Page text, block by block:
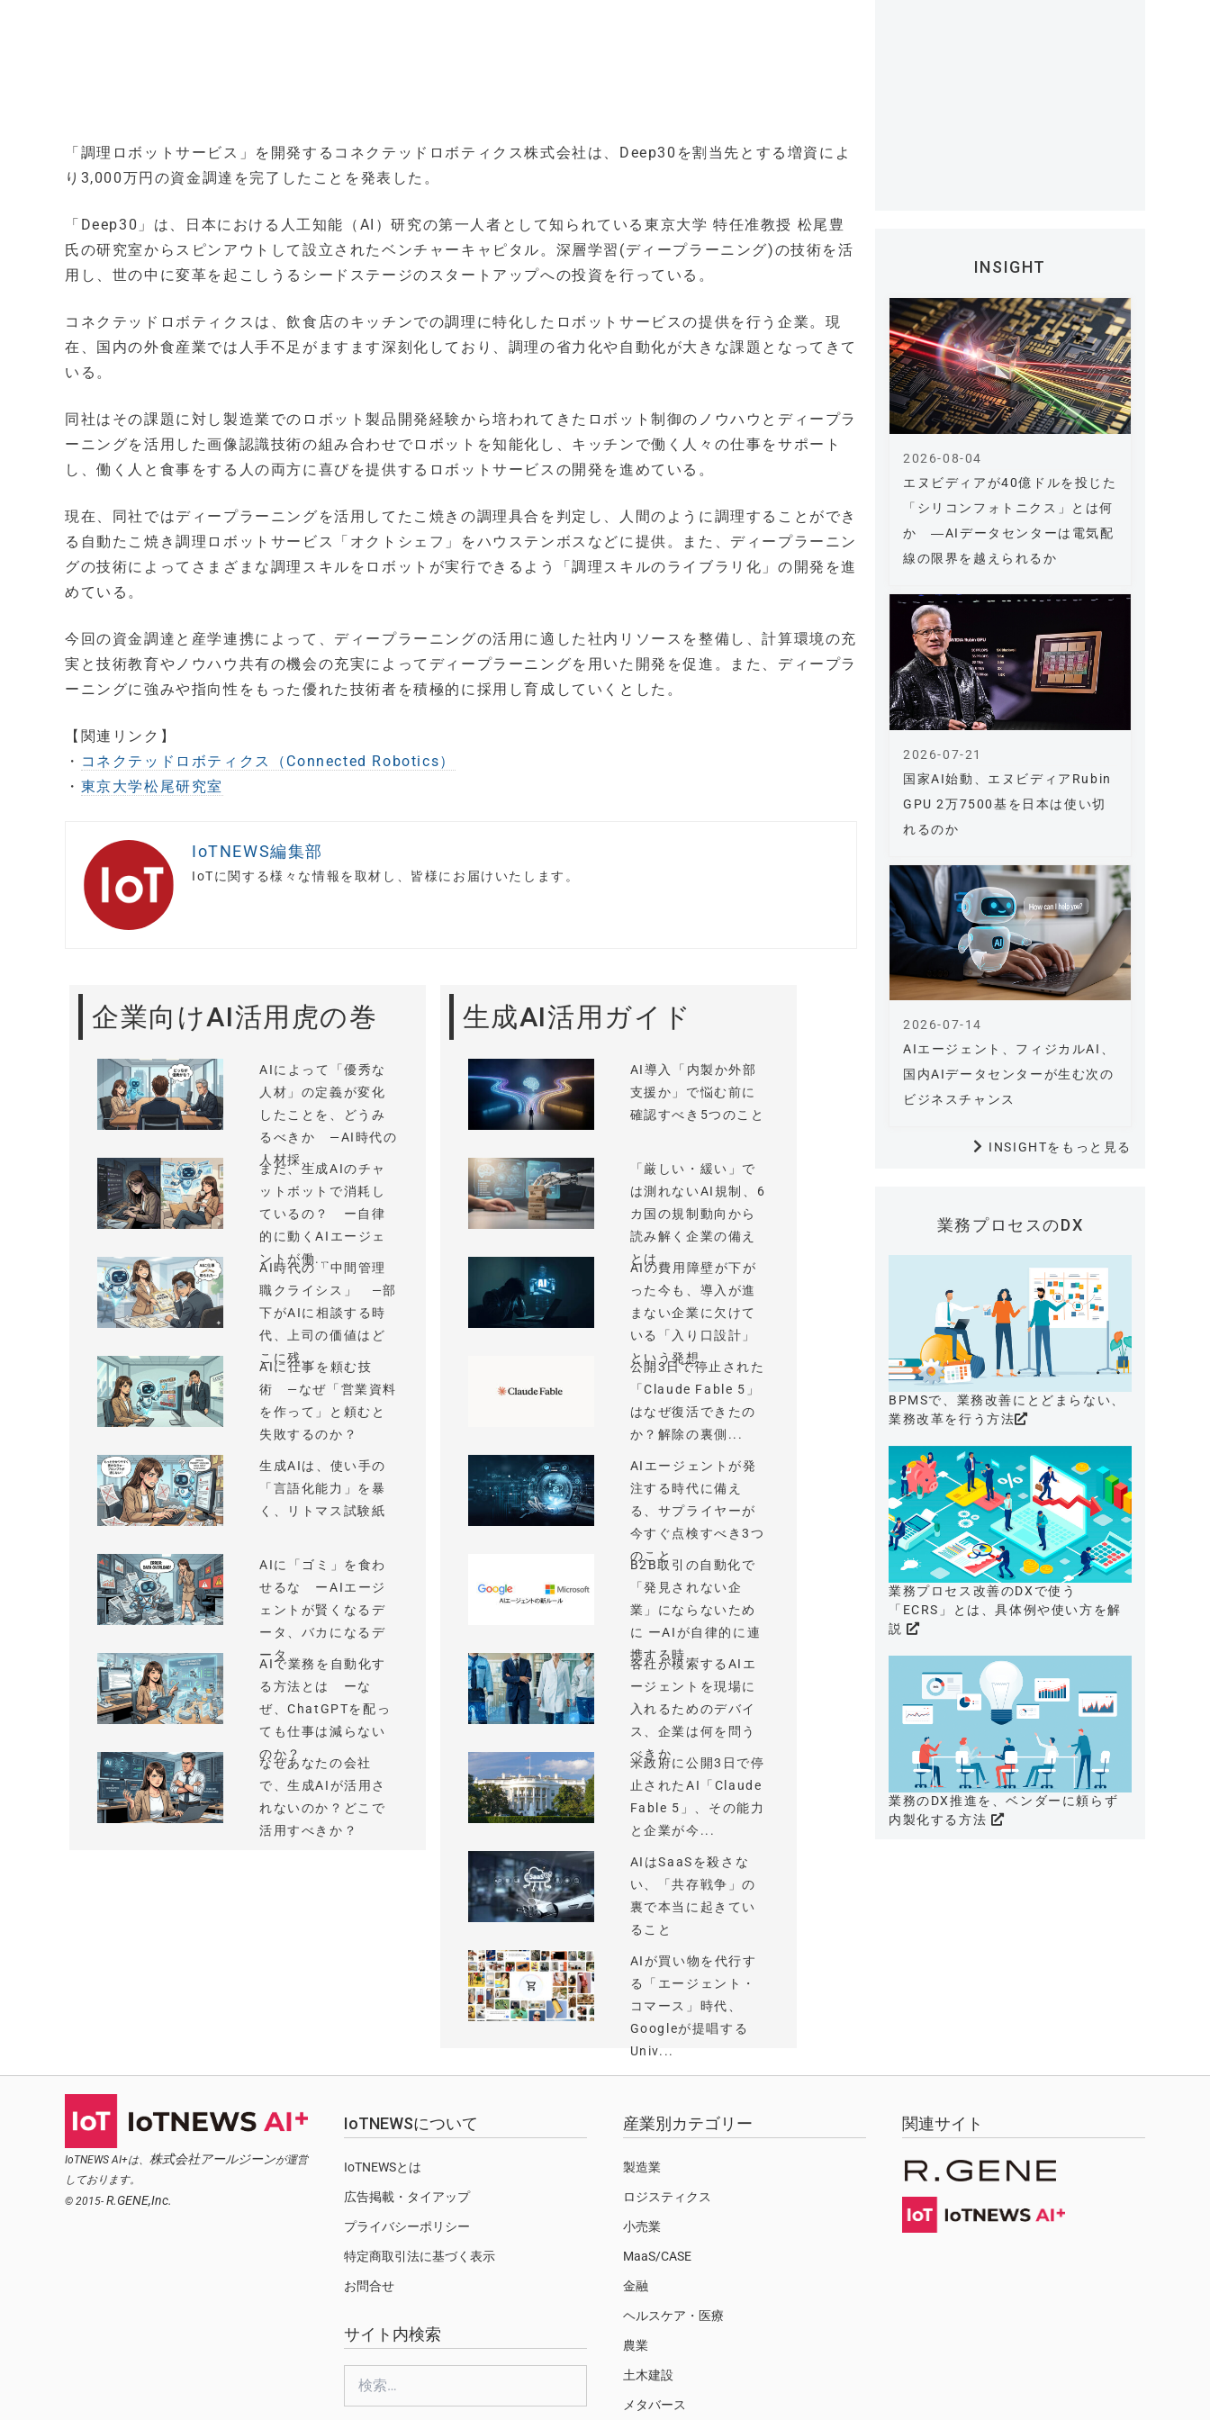
「調理ロボットサービス」を開発するコネクテッドロボティクス株式会社は、Deep30を割当先とする増資によ
り3,000万円の資金調達を完了したことを発表した。
「Deep30」は、日本における人工知能（AI）研究の第一人者として知られている東京大学 特任准教授 松尾豊
氏の研究室からスピンアウトして設立されたベンチャーキャピタル。深層学習(ディープラーニング)の技術を活
用し、世の中に変革を起こしうるシードステージのスタートアップへの投資を行っている。
コネクテッドロボティクスは、飲食店のキッチンでの調理に特化したロボットサービスの提供を行う企業。現
在、国内の外食産業では人手不足がますます深刻化しており、調理の省力化や自動化が大きな課題となってきて
いる。
同社はその課題に対し製造業でのロボット製品開発経験から培われてきたロボット制御のノウハウとディープラ
ーニングを活用した画像認識技術の組み合わせでロボットを知能化し、キッチンで働く人々の仕事をサポート
し、働く人と食事をする人の両方に喜びを提供するロボットサービスの開発を進めている。
現在、同社ではディープラーニングを活用してたこ焼きの調理具合を判定し、人間のように調理することができ
る自動たこ焼き調理ロボットサービス「オクトシェフ」をハウステンボスなどに提供。また、ディープラーニン
グの技術によってさまざまな調理スキルをロボットが実行できるよう「調理スキルのライブラリ化」の開発を進
めている。
今回の資金調達と産学連携によって、ディープラーニングの活用に適した社内リソースを整備し、計算環境の充
実と技術教育やノウハウ共有の機会の充実によってディープラーニングを用いた開発を促進。また、ディープラ
ーニングに強みや指向性をもった優れた技術者を積極的に採用し育成していくとした。
【関連リンク】
・ コネクテッドロボティクス（Connected Robotics）
・ 東京大学松尾研究室
IoTNEWS編集部
IoTに関する様々な情報を取材し、皆様にお届けいたします。
企業向けAI活用虎の巻
AIによって「優秀な
人材」の定義が変化
したことを、どうみ
るべきか —AI時代の
人材採...
まだ、生成AIのチャ
ットボットで消耗し
ているの？ ー自律
的に動くAIエージェ
ントが働...
AI時代の「中間管理
職クライシス」 —部
下がAIに相談する時
代、上司の価値はど
こに残...
AIに仕事を頼む技
術 —なぜ「営業資料
を作って」と頼むと
失敗するのか？
生成AIは、使い手の
「言語化能力」を暴
く、リトマス試験紙
AIに「ゴミ」を食わ
せるな ーAIエージ
ェントが賢くなるデ
ータ、バカになるデ
ータ
AIで業務を自動化す
る方法とは ーな
ぜ、ChatGPTを配っ
ても仕事は減らない
のか？
なぜあなたの会社
で、生成AIが活用さ
れないのか？どこで
活用すべきか？
生成AI活用ガイド
AI導入「内製か外部
支援か」で悩む前に
確認すべき5つのこと
「厳しい・緩い」で
は測れないAI規制、6
カ国の規制動向から
読み解く企業の備え
とは
AIの費用障壁が下が
った今も、導入が進
まない企業に欠けて
いる「入り口設計」
という発想
公開3日で停止された
「Claude Fable 5」
はなぜ復活できたの
か？解除の裏側...
AIエージェントが発
注する時代に備え
る、サプライヤーが
今すぐ点検すべき3つ
のこと
B2B取引の自動化で
「発見されない企
業」にならないため
に ーAIが自律的に連
携する時...
各社が模索するAIエ
ージェントを現場に
入れるためのデバイ
ス、企業は何を問う
べきか
米政府に公開3日で停
止されたAI「Claude
Fable 5」、その能力
と企業が今...
AIはSaaSを殺さな
い、「共存戦争」の
裏で本当に起きてい
ること
AIが買い物を代行す
る「エージェント・
コマース」時代、
Googleが提唱する
Univ...
INSIGHT
エヌビディアが40億ドルを投じた
「シリコンフォトニクス」とは何
か ―AIデータセンターは電気配
線の限界を越えられるか
2026-08-04
国家AI始動、エヌビディアRubin
GPU 2万7500基を日本は使い切
れるのか
2026-07-21
AIエージェント、フィジカルAI、
国内AIデータセンターが生む次の
ビジネスチャンス
2026-07-14
INSIGHTをもっと見る
業務プロセスのDX
BPMSで、業務改善にとどまらない、
業務改革を行う方法
業務プロセス改善のDXで使う
「ECRS」とは、具体例や使い方を解
説
業務のDX推進を、ベンダーに頼らず
内製化する方法
IoTNEWS AI+は、 株式会社アールジーンが運営
しております。
© 2015- R.GENE,Inc.
IoTNEWSについて
IoTNEWSとは
広告掲載・タイアップ
プライバシーポリシー
特定商取引法に基づく表示
お問合せ
サイト内検索
索:
産業別カテゴリー
製造業
ロジスティクス
小売業
MaaS/CASE
金融
ヘルスケア・医療
農業
土木建設
メタバース
関連サイト